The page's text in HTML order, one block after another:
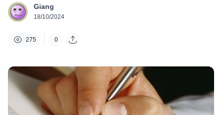
Giang
18/10/2024
275 0